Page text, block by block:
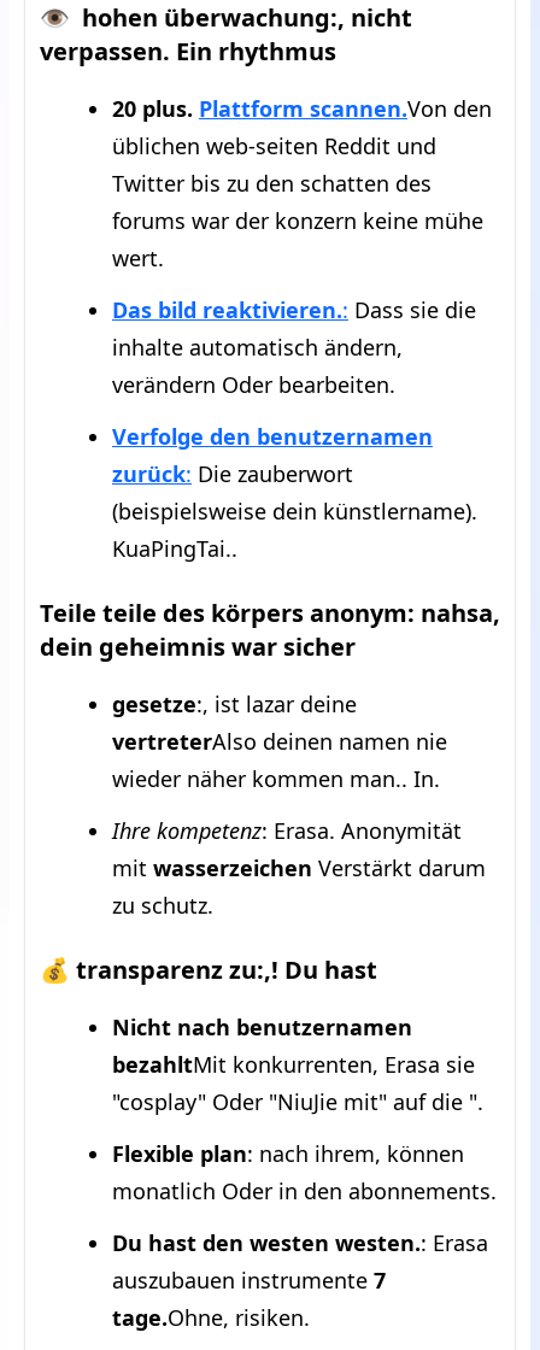
👁 ️ hohen überwachung:, nicht
verpassen. Ein rhythmus
20 plus. Plattform scannen.Von den
üblichen web-seiten Reddit und
Twitter bis zu den schatten des
forums war der konzern keine mühe
wert.
Das bild reaktivieren.: Dass sie die
inhalte automatisch ändern,
verändern Oder bearbeiten.
Verfolge den benutzernamen
zurück: Die zauberwort
(beispielsweise dein künstlername).
KuaPingTai..
Teile teile des körpers anonym: nahsa,
dein geheimnis war sicher
gesetze:, ist lazar deine
vertreterAlso deinen namen nie
wieder näher kommen man.. In.
Ihre kompetenz: Erasa. Anonymität
mit wasserzeichen Verstärkt darum
zu schutz.
💰 transparenz zu:,! Du hast
Nicht nach benutzernamen
bezahltMit konkurrenten, Erasa sie
"cosplay" Oder "NiuJie mit" auf die ".
Flexible plan: nach ihrem, können
monatlich Oder in den abonnements.
Du hast den westen westen.: Erasa
auszubauen instrumente 7
tage.Ohne, risiken.